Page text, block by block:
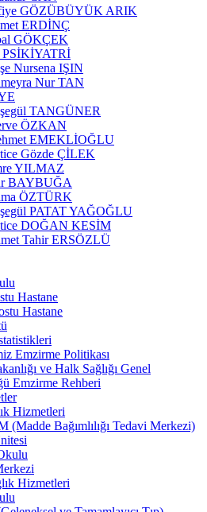
GÖZÜBÜYÜK ARIK
ERDİNÇ
GÖKÇEK
Nursena IŞIN
Nur TAN
TANGÜNER
ÖZKAN
EMEKLİOĞLU
Gözde ÇİLEK
YILMAZ
BAYBUĞA
ÖZTÜRK
PATAT YAĞOĞLU
DOĞAN KESİM
Tahir ERSÖZLÜ
Hastane
Hastane
Emzirme Politikası
ve Halk Sağlığı Genel
Emzirme Rehberi
Hizmetleri
(Madde Bağımlılığı Tedavi Merkezi)
Hizmetleri